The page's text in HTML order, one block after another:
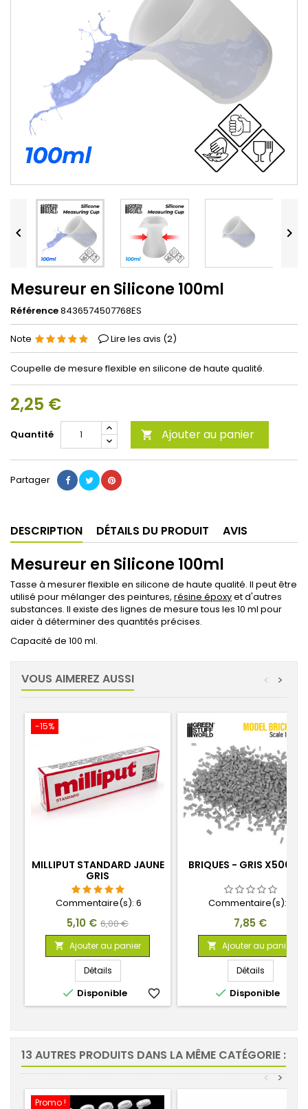
 
Mesureur en Silicone 100ml
Référence8436574507768ES
Note Lire les avis (2)
Coupelle de mesure flexible en silicone de haute qualité.
2,25 €
Quantité  Ajouter au panier
Partager
DESCRIPTION DÉTAILS DU PRODUIT AVIS
Mesureur en Silicone 100ml
Tasse à mesurer flexible en silicone de haute qualité. Il peut être
utilisé pour mélanger des peintures, résine époxyet d'autres
substances. Il existe des lignes de mesure tous les 10 ml pour
aider à déterminer des quantités précises.
Capacité de 100 ml.
VOUS AIMEREZ AUSSI >
<
-15%
MILLIPUT STANDARD JAUNE
GRIS
Commentaire(s): 6
Prix
5,10 € Prix
de
base
6,00 €
 Ajouter au panier
Détails
 Disponible favorite_border
BRIQUES - GRIS X500
Commentaire(s):
Prix
7,85 €
 Ajouter au panier
Détails
 Disponible
13 AUTRES PRODUITS DANS LA MÊME CATÉGORIE :
>
<
Promo !